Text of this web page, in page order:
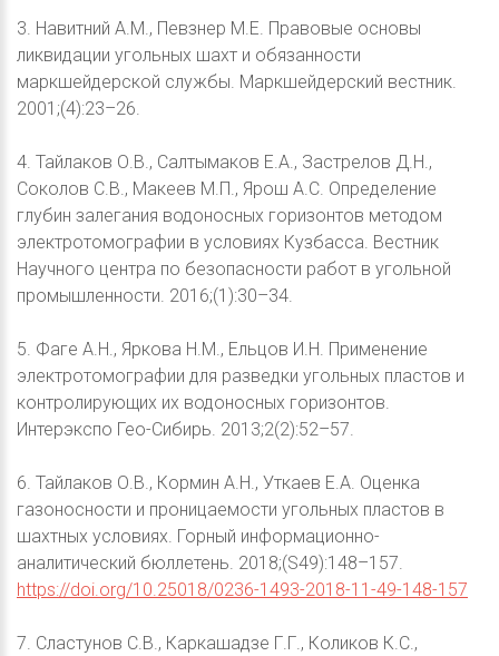
3. Навитний А.М., Певзнер М.Е. Правовые основы
ликвидации угольных шахт и обязанности
маркшейдерской службы. Маркшейдерский вестник.
2001;(4):23–26.
4. Тайлаков О.В., Салтымаков Е.А., Застрелов Д.Н.,
Соколов С.В., Макеев М.П., Ярош А.С. Определение
глубин залегания водоносных горизонтов методом
электротомографии в условиях Кузбасса. Вестник
Научного центра по безопасности работ в угольной
промышленности. 2016;(1):30–34.
5. Фаге А.Н., Яркова Н.М., Ельцов И.Н. Применение
электротомографии для разведки угольных пластов и
контролирующих их водоносных горизонтов.
Интерэкспо Гео-Сибирь. 2013;2(2):52–57.
6. Тайлаков О.В., Кормин А.Н., Уткаев Е.А. Оценка
газоносности и проницаемости угольных пластов в
шахтных условиях. Горный информационно-
аналитический бюллетень. 2018;(S49):148–157.
https://doi.org/10.25018/0236-1493-2018-11-49-148-157
7. Сластунов С.В., Каркашадзе Г.Г., Коликов К.С.,